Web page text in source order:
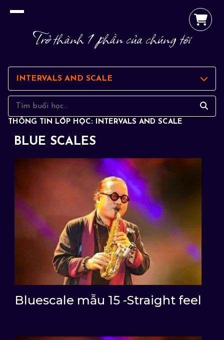
Trở thành 1 phần của chúng tôi
BLUE SCALES
Bluescale mẫu 15 -Straight feel
INTERVALS AND SCALE
THÔNG TIN LỚP HỌC: INTERVALS AND SCALE